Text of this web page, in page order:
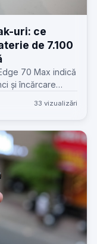
uri: ce
de 7.100
70 Max indică
și încărcare
33 vizualizări